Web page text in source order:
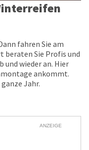
fahren Sie am
beraten Sie Profis und
wieder an. Hier
ankommt.
Jahr.
ANZEIGE